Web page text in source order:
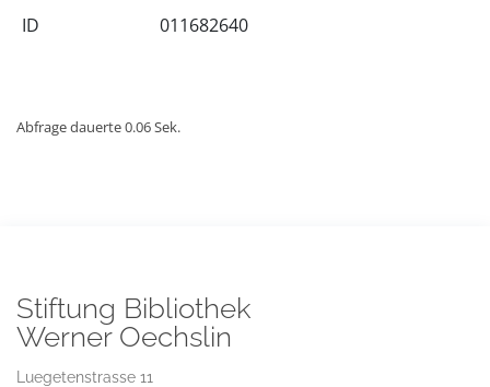
ID 011682640
Abfrage dauerte 0.06 Sek.
Stiftung Bibliothek
Werner Oechslin
Luegetenstrasse 11